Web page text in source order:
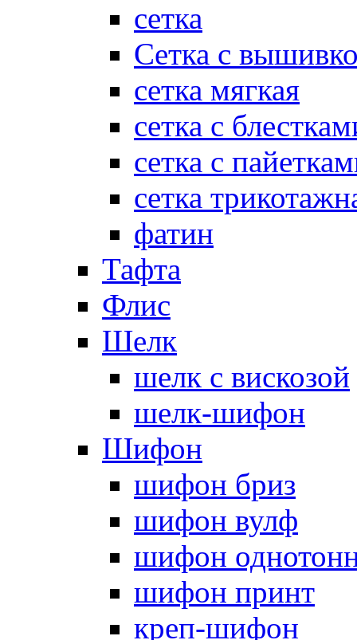
сетка
Сетка с
сетка мягкая
сетка с
сетка с
сетка
фатин
Тафта
Флис
Шелк
шелк с вискозой
шелк-шифон
Шифон
шифон бриз
шифон вулф
шифон
шифон принт
креп-шифон